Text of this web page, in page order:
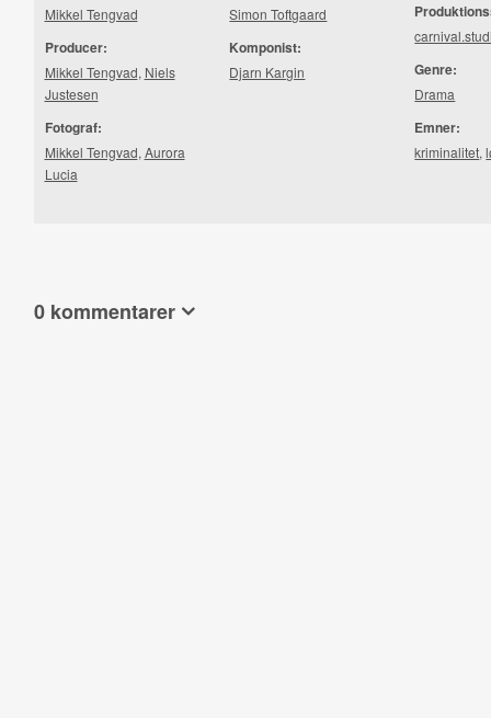
Mikkel Tengvad
Producer:
Mikkel Tengvad, Niels
Justesen
Fotograf:
Mikkel Tengvad, Aurora
Lucia
Simon Toftgaard
Komponist:
Djarn Kargin Genre:
Drama
Emner:
kriminalitet,
0 kommentarer